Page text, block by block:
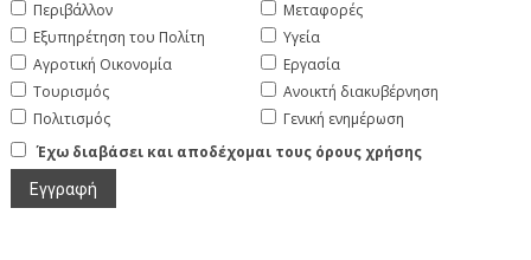
Περιβάλλον
Εξυπηρέτηση του Πολίτη
Αγροτική Οικονομία
Τουρισμός
Πολιτισμός
Μεταφορές
Υγεία
Εργασία
Ανοικτή διακυβέρνηση
Γενική ενημέρωση
Έχω διαβάσει και αποδέχομαι τους όρους χρήσης